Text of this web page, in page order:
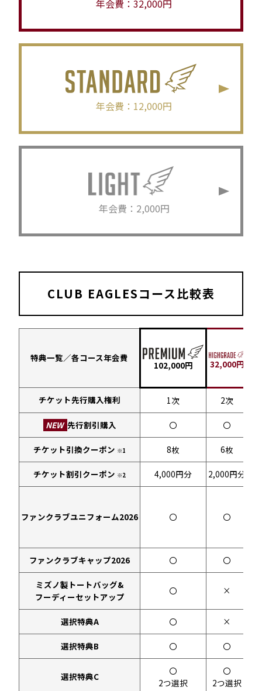
年会費：32,000円
年会費：12,000円
年会費：2,000円
CLUB EAGLESコース比較表
特典一覧／各コース年会費
102,000円 32,000円
チケット先行購入権利 1次 2次
NEW 先行割引購入 〇 〇
チケット引換クーポン ※1 8枚 6枚
チケット割引クーポン ※2 4,000円分 2,000円分
ファンクラブユニフォーム2026 〇 〇
ファンクラブキャップ2026 〇 〇
ミズノ製トートバッグ&
フーディーセットアップ
〇 ×
選択特典A 〇 ×
選択特典B 〇 〇
選択特典C
〇
2つ選択
〇
2つ選択